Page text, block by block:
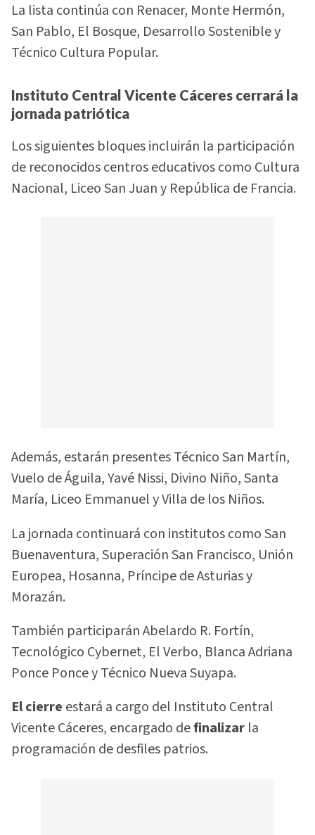
La lista continúa con Renacer, Monte Hermón,
San Pablo, El Bosque, Desarrollo Sostenible y
Técnico Cultura Popular.
Instituto Central Vicente Cáceres cerrará la
jornada patriótica
Los siguientes bloques incluirán la participación
de reconocidos centros educativos como Cultura
Nacional, Liceo San Juan y República de Francia.
Además, estarán presentes Técnico San Martín,
Vuelo de Águila, Yavé Nissi, Divino Niño, Santa
María, Liceo Emmanuel y Villa de los Niños.
La jornada continuará con institutos como San
Buenaventura, Superación San Francisco, Unión
Europea, Hosanna, Príncipe de Asturias y
Morazán.
También participarán Abelardo R. Fortín,
Tecnológico Cybernet, El Verbo, Blanca Adriana
Ponce Ponce y Técnico Nueva Suyapa.
El cierre estará a cargo del Instituto Central
Vicente Cáceres, encargado definalizar la
programación de desfiles patrios.